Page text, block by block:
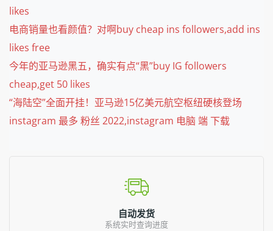
likes
电商销量也看颜值？对啊buy cheap ins followers,add ins
likes free
今年的亚马逊黑五，确实有点“黑”buy IG followers
cheap,get 50 likes
“海陆空”全面开挂！亚马逊15亿美元航空枢纽硬核登场
instagram 最多 粉丝 2022,instagram 电脑 端 下载
自动发货
系统实时查询进度